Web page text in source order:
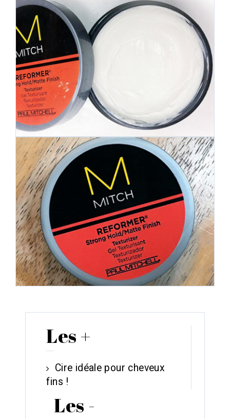
Les +
Cire idéale pour cheveux
fins !
Les -